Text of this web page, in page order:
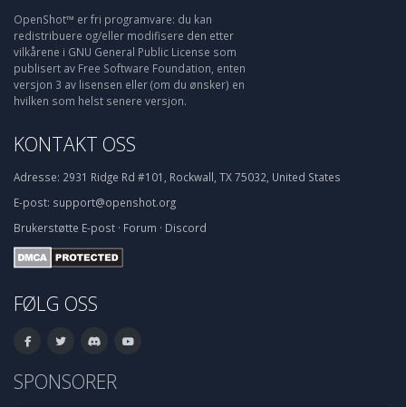
OpenShot™ er fri programvare: du kan
redistribuere og/eller modifisere den etter
vilkårene i GNU General Public License som
publisert av Free Software Foundation, enten
versjon 3 av lisensen eller (om du ønsker) en
hvilken som helst senere versjon.
KONTAKT OSS
Adresse: 2931 Ridge Rd #101, Rockwall, TX 75032, United States
E-post: support@openshot.org
Brukerstøtte E-post · Forum · Discord
FØLG OSS
SPONSORER